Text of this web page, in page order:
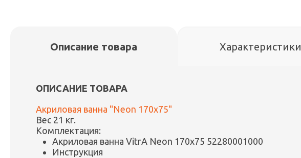
Описание товара Характеристики
ОПИСАНИЕ ТОВАРА
Акриловая ванна "Neon 170x75"
Вес 21 кг.
Комплектация:
Акриловая ванна VitrA Neon 170x75 52280001000
Инструкция